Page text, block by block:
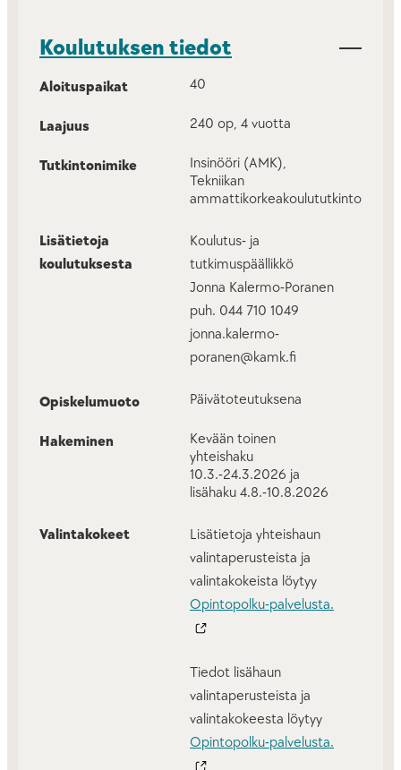
Koulutuksen tiedot
Aloituspaikat 40
Laajuus 240 op, 4 vuotta
Tutkintonimike
Insinööri (AMK),
Tekniikan
ammattikorkeakoulututkinto
Lisätietoja
koulutuksesta
Koulutus- ja
tutkimuspäällikkö
Jonna Kalermo-Poranen
puh. 044 710 1049
jonna.kalermo-
poranen@kamk.fi
Opiskelumuoto Päivätoteutuksena
Hakeminen
Kevään toinen
yhteishaku
10.3.-24.3.2026 ja
lisähaku 4.8.-10.8.2026
Valintakokeet
Lisätietoja yhteishaun
valintaperusteista ja
valintakokeista löytyy
Opintopolku-palvelusta.
Tiedot lisähaun
valintaperusteista ja
valintakokeesta löytyy
Opintopolku-palvelusta.